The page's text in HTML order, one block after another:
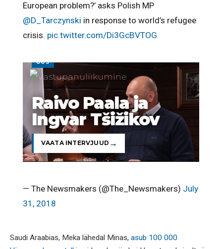
European problem?’ asks Polish MP
@D_Tarczynski in response to world’s refugee
crisis. pic.twitter.com/Di3GcBVTOG
UUS
Raivo Paala ja
Ingvar Tšižikov
VAATA INTERVJUUD
— The Newsmakers (@The_Newsmakers) July
31, 2018
Saudi Araabias, Meka lähedal Minas, asub 100 000